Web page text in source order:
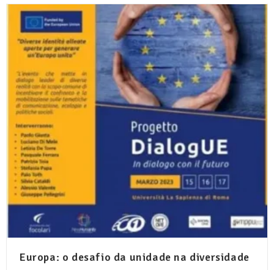
Europa: o desafio da unidade na diversidade